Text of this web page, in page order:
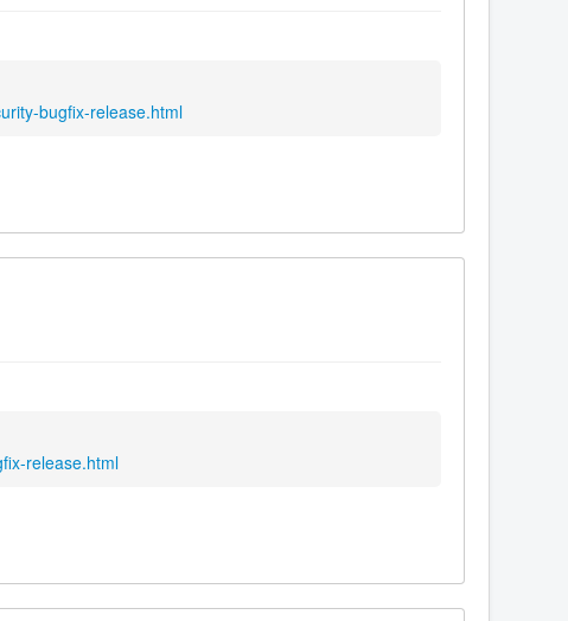
bugfix-release.html
release.html